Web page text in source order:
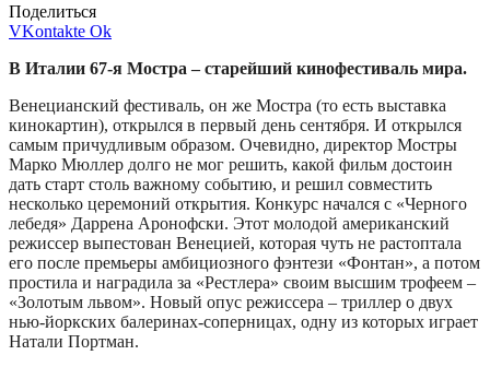
Поделиться
VKontakte Ok
В Италии 67-я Мостра – старейший кинофестиваль мира.
Венецианский фестиваль, он же Мостра (то есть выставка
кинокартин), открылся в первый день сентября. И открылся
самым причудливым образом. Очевидно, директор Мостры
Марко Мюллер долго не мог решить, какой фильм достоин
дать старт столь важному событию, и решил совместить
несколько церемоний открытия. Конкурс начался с «Черного
лебедя» Даррена Аронофски. Этот молодой американский
режиссер выпестован Венецией, которая чуть не растоптала
его после премьеры амбициозного фэнтези «Фонтан», а потом
простила и наградила за «Рестлера» своим высшим трофеем –
«Золотым львом». Новый опус режиссера – триллер о двух
нью-йоркских балеринах-соперницах, одну из которых играет
Натали Портман.